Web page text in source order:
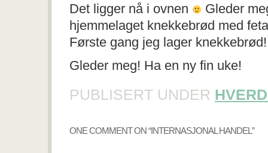
Det ligger nå i ovnen
Gleder
hjemmelaget knekkebrød med
Første gang jeg lager knekkebrød!
Gleder meg! Ha en ny fin uke!
PUBLISERT UNDER
ONE COMMENT ON “INTERNASJONAL HANDEL ”